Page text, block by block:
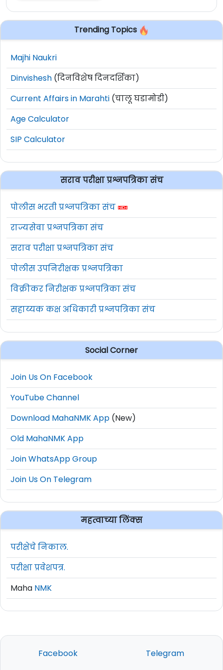
Trending Topics
Majhi Naukri
Dinvishesh (दिनविशेष दिनदर्शिका)
Current Affairs in Marahti (चालू घडामोडी)
Age Calculator
SIP Calculator
सराव परीक्षा प्रश्नपत्रिका संच
पोलीस भरती प्रश्नपत्रिका संच
राज्यसेवा प्रश्नपत्रिका संच
सराव परीक्षा प्रश्नपत्रिका संच
पोलीस उपनिरीक्षक प्रश्नपत्रिका
विक्रीकर निरीक्षक प्रश्नपत्रिका संच
सहाय्यक कक्ष अधिकारी प्रश्नपत्रिका संच
Social Corner
Join Us On Facebook
YouTube Channel
Download MahaNMK App (New)
Old MahaNMK App
Join WhatsApp Group
Join Us On Telegram
महत्वाच्या लिंक्स
परीक्षेचे निकाल.
परीक्षा प्रवेशपत्र.
Maha NMK
Facebook Telegram